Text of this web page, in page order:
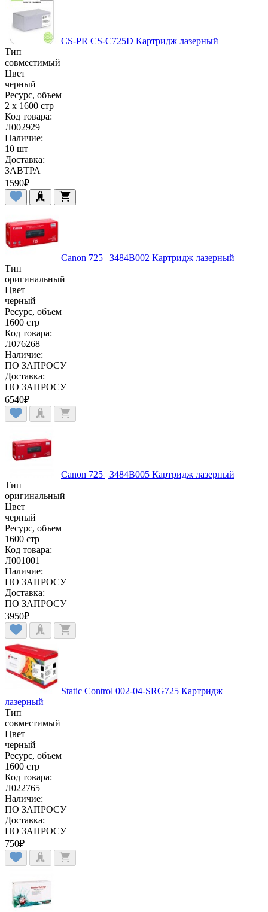
CS-PR CS-C725D Картридж лазерный
Тип
совместимый
Цвет
черный
Ресурс, объем
2 x 1600 стр
Код товара:
Л002929
Наличие:
10 шт
Доставка:
ЗАВТРА
1590₽
Canon 725 | 3484B002 Картридж лазерный
Тип
оригинальный
Цвет
черный
Ресурс, объем
1600 стр
Код товара:
Л076268
Наличие:
ПО ЗАПРОСУ
Доставка:
ПО ЗАПРОСУ
6540₽
Canon 725 | 3484B005 Картридж лазерный
Тип
оригинальный
Цвет
черный
Ресурс, объем
1600 стр
Код товара:
Л001001
Наличие:
ПО ЗАПРОСУ
Доставка:
ПО ЗАПРОСУ
3950₽
Static Control 002-04-SRG725 Картридж
лазерный
Тип
совместимый
Цвет
черный
Ресурс, объем
1600 стр
Код товара:
Л022765
Наличие:
ПО ЗАПРОСУ
Доставка:
ПО ЗАПРОСУ
750₽